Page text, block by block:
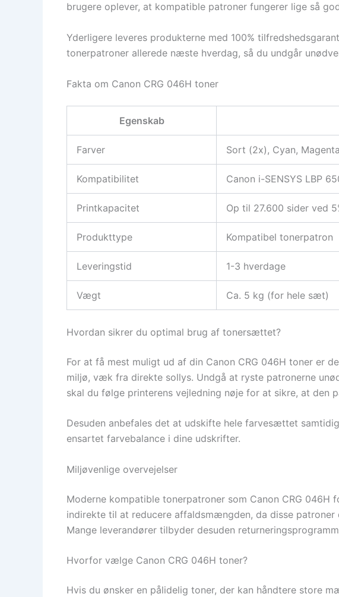
brugere oplever, at kompatible patroner fungerer lige så
Yderligere leveres produkterne med 100%
tonerpatroner allerede næste hverdag, så du undgår
Fakta om Canon CRG 046H toner
Egenskab
Farver Sort (2x), Cyan,
Kompatibilitet Canon i-SENSYS LBP
Printkapacitet Op til 27.600 sider ved
Produkttype Kompatibel tonerpatron
Leveringstid 1-3 hverdage
Vægt Ca. 5 kg (for hele sæt)
Hvordan sikrer du optimal brug af tonersættet?
For at få mest muligt ud af din Canon CRG 046H toner er
miljø, væk fra direkte sollys. Undgå at ryste patronerne
skal du følge printerens vejledning nøje for at sikre, at den
Desuden anbefales det at udskifte hele farvesættet
ensartet farvebalance i dine udskrifter.
Miljøvenlige overvejelser
Moderne kompatible tonerpatroner som Canon CRG
indirekte til at reducere affaldsmængden, da disse
Mange leverandører tilbyder desuden
Hvorfor vælge Canon CRG 046H toner?
Hvis du ønsker en pålidelig toner, der kan håndtere store